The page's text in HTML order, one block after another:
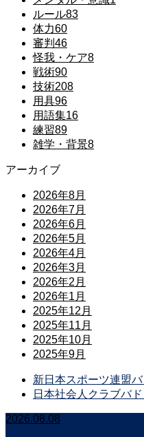
ルール83
体力60
審判 46
怪我・ケア8
戦術90
技術208
用具96
用語集16
練習89
雑学・背景8
アーカイブ
2026年8月
2026年7月
2026年6月
2026年5月
2026年4月
2026年3月
2026年2月
2026年1月
2025年12月
2025年11月
2025年10月
2025年9月
新日本スポーツ連盟
日本社会人クラブバ
2026.08.08